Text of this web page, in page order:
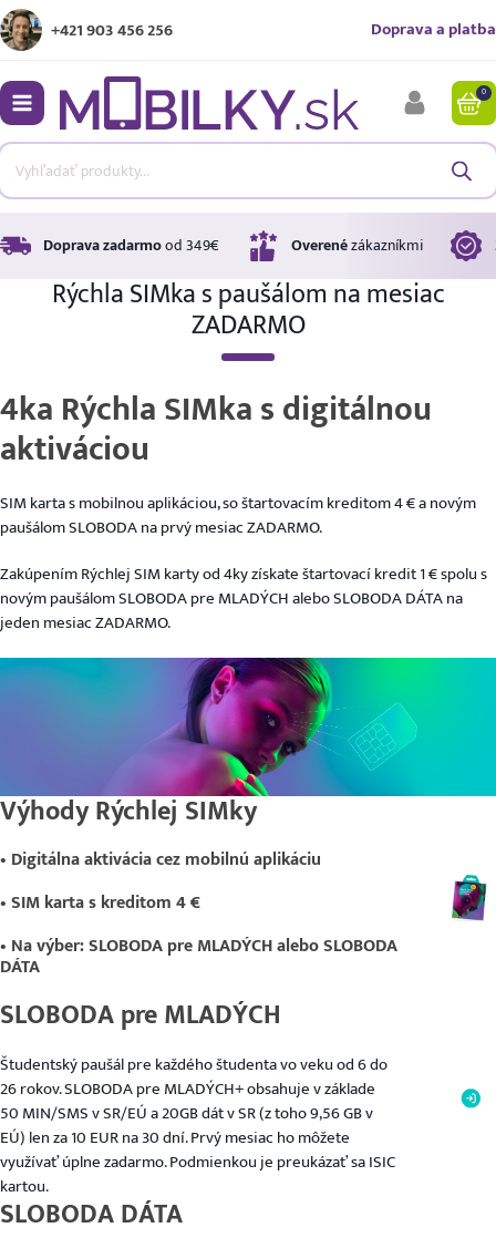
+421 903 456 256 Doprava a platba
0
Doprava zadarmood 349€ Overenézákazníkmi
Rýchla SIMka s paušálom na mesiac
ZADARMO
4ka Rýchla SIMka s digitálnou
aktiváciou
SIM karta s mobilnou aplikáciou, so štartovacím kreditom 4 € a novým
paušálom SLOBODA na prvý mesiac ZADARMO.
Zakúpením Rýchlej SIM karty od 4ky získate štartovací kredit 1 € spolu s
novým paušálom SLOBODA pre MLADÝCH alebo SLOBODA DÁTA na
jeden mesiac ZADARMO.
Výhody Rýchlej SIMky
• Digitálna aktivácia cez mobilnú aplikáciu
• SIM karta s kreditom 4 €
• Na výber: SLOBODA pre MLADÝCH alebo SLOBODA
DÁTA
SLOBODA pre MLADÝCH
Študentský paušál pre každého študenta vo veku od 6 do
26 rokov. SLOBODA pre MLADÝCH+ obsahuje v základe
50 MIN/SMS v SR/EÚ a 20GB dát v SR (z toho 9,56 GB v
EÚ) len za 10 EUR na 30 dní. Prvý mesiac ho môžete
využívať úplne zadarmo. Podmienkou je preukázať sa ISIC
kartou.
SLOBODA DÁTA